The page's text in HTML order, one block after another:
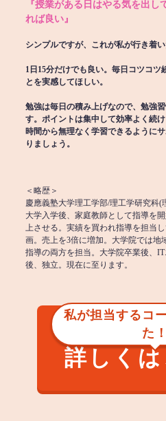
『授業がある日はやる気を出
れば良い』
シンプルですが、これが私が行き着い
1日15分だけでも良い。毎日コツコ
とを実感してほしい。
勉強は毎日の積み上げなので、勉強
す。ポイントは集中して効率よく続
時間から無理なく学習できるように
りましょう。
＜略歴＞
慶應義塾大学理工学部/理工学研究科(
大学入学後、家庭教師として指導を
上させる。実績を買われ指導を担当
画。売上を3倍に増加。大学院では地
指導の両方を担当。大学院卒業後、
後、独立。現在に至ります。
私が担当するコ
た！
詳しく